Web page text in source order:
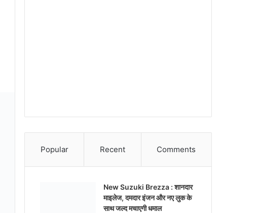
Popular Recent Comments
New Suzuki Brezza : शानदार
माइलेज, दमदार इंजन और नए लुक के
साथ जल्द मचाएगी धमाल